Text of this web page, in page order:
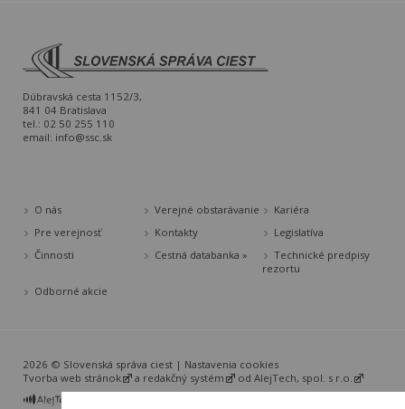
Dúbravská cesta 1152/3,
841 04 Bratislava
tel.: 02 50 255 110
email: info@ssc.sk
O nás Verejné obstarávanie
Kariéra
Pre verejnosť
Kontakty
Legislatíva
Činnosti
Cestná databanka »
Technické predpisy
rezortu
Odborné akcie
2026 © Slovenská správa ciest | Nastavenia cookies
Tvorba web stránok
a redakčný systém od AlejTech, spol. s r.o.